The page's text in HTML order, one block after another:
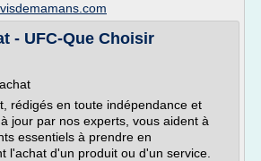
- UFC-Que Choisir
rédigés en toute indépendance et
jour par nos experts, vous aident à
essentiels à prendre en
l'achat d'un produit ou d'un service.